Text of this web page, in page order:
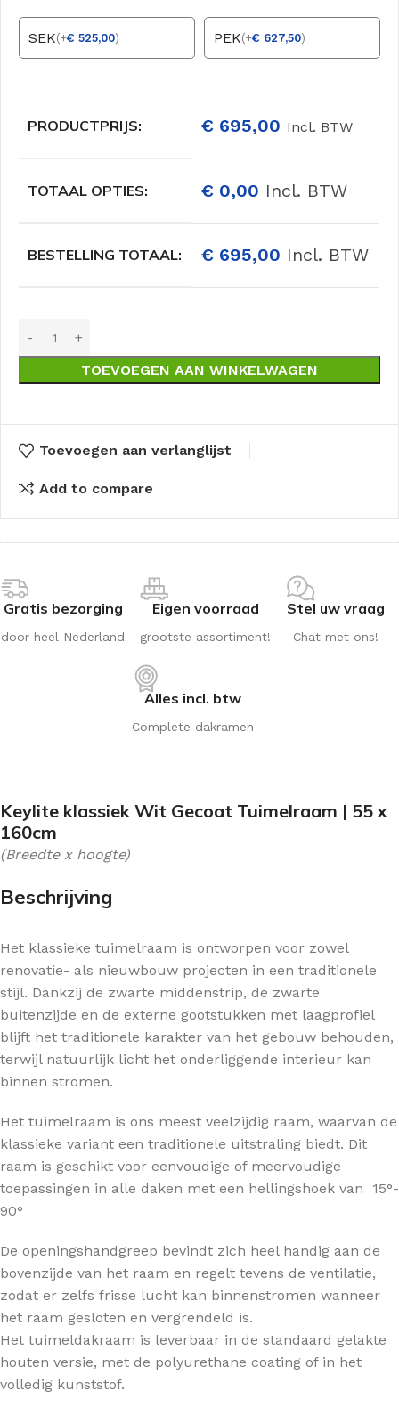
SEK(+€ 525,00) PEK(+€ 627,50)
PRODUCTPRIJS: € 695,00 Incl. BTW
TOTAAL OPTIES: € 0,00 Incl. BTW
BESTELLING TOTAAL: € 695,00 Incl. BTW
TOEVOEGEN AAN WINKELWAGEN
Toevoegen aan verlanglijst
Add to compare
Gratis bezorging
door heel Nederland
Eigen voorraad
grootste assortiment!
Stel uw vraag
Chat met ons!
Alles incl. btw
Complete dakramen
Keylite klassiek Wit Gecoat Tuimelraam | 55 x
160cm
(Breedte x hoogte)
Beschrijving
Het klassieke tuimelraam is ontworpen voor zowel
renovatie- als nieuwbouw projecten in een traditionele
stijl. Dankzij de zwarte middenstrip, de zwarte
buitenzijde en de externe gootstukken met laagprofiel
blijft het traditionele karakter van het gebouw behouden,
terwijl natuurlijk licht het onderliggende interieur kan
binnen stromen.
Het tuimelraam is ons meest veelzijdig raam, waarvan de
klassieke variant een traditionele uitstraling biedt. Dit
raam is geschikt voor eenvoudige of meervoudige
toepassingen in alle daken met een hellingshoek van 15°-
90°
De openingshandgreep bevindt zich heel handig aan de
bovenzijde van het raam en regelt tevens de ventilatie,
zodat er zelfs frisse lucht kan binnenstromen wanneer
het raam gesloten en vergrendeld is.
Het tuimeldakraam is leverbaar in de standaard gelakte
houten versie, met de polyurethane coating of in het
volledig kunststof.